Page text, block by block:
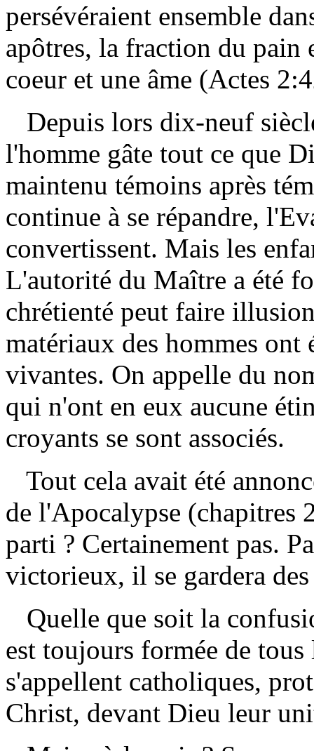
persévéraient ensemble
apôtres, la fraction du pain
coeur et une âme (Actes
Depuis lors dix-neuf
l'homme gâte tout ce que
maintenu témoins après
continue à se répandre,
convertissent. Mais les
L'autorité du Maître a été
chrétienté peut faire
matériaux des hommes ont
vivantes. On appelle du
qui n'ont en eux aucune
croyants se sont associés.
Tout cela avait été
de l'Apocalypse (chapitres
parti ? Certainement pas.
victorieux, il se gardera
Quelle que soit la
est toujours formée de
s'appellent catholiques,
Christ, devant Dieu leur